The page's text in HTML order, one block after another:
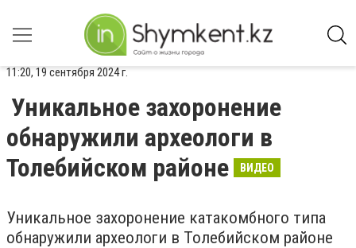
11:20, 19 сентября 2024 г.
Уникальное захоронение
обнаружили археологи в
Толебийском районе
ВИДЕО
Уникальное захоронение катакомбного типа
обнаружили археологи в Толебийском районе